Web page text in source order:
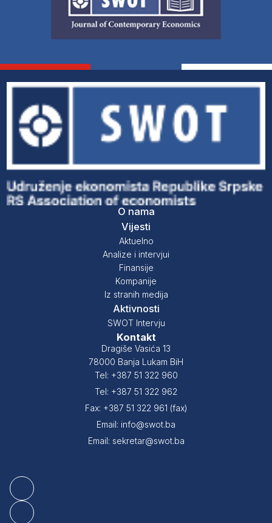
O nama
Vijesti
Aktuelno
Analize i intervjui
Finansije
Kompanije
Iz stranih medija
Aktivnosti
SWOT Intervju
Kontakt
Dragiše Vasića 13
78000 Banja Lukam BiH
Tel: +387 51 322 960
Tel: +387 51 322 962
Fax: +387 51 322 961 (fax)
Email: info@swot.ba
Email: sekretar@swot.ba